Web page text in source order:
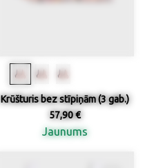
Krūšturis bez stīpiņām (3 gab.)
57,90 €
Jaunums